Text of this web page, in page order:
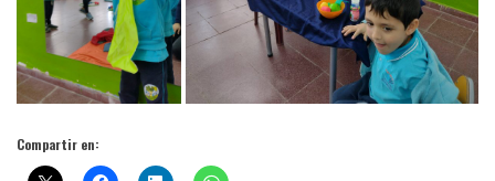
Compartir en: